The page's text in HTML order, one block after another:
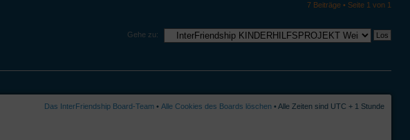
7 Beiträge • Seite 1 von 1
Gehe zu:
Das InterFriendship Board-Team • Alle Cookies des Boards löschen • Alle Zeiten sind UTC + 1 Stunde